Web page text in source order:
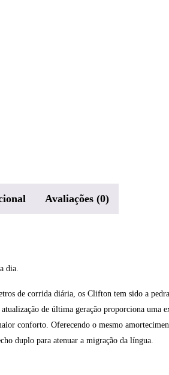
Avaliações (0)
dia.
de corrida diária, os Clifton tem sido a
atualização de última geração proporciona
conforto. Oferecendo o mesmo
duplo para atenuar a migração da língua.